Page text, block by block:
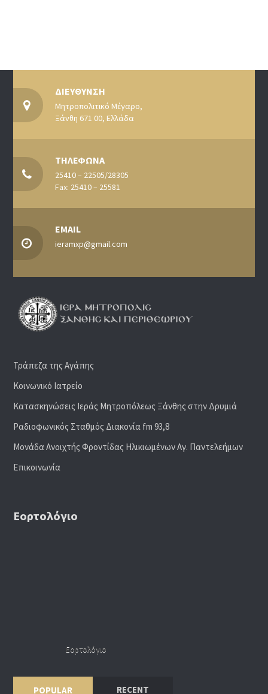
ΔΙΕΥΘΥΝΣΗ
Μητροπολιτικό Μέγαρο,
Ξάνθη 671 00, Ελλάδα
ΤΗΛΕΦΩΝΑ
25410 – 22505/28305
Fax: 25410 – 25581
EMAIL
ieramxp@gmail.com
Τράπεζα της Αγάπης
Κοινωνικό Ιατρείο
Κατασκηνώσεις Ιεράς Μητροπόλεως Ξάνθης στην Δρυμιά
Ραδιoφωνικός Σταθμός Διακονία fm 93,8
Μονάδα Ανοιχτής Φροντίδας Ηλικιωμένων Αγ. Παντελεήμων
Επικοινωνία
Εορτολόγιο
Εορτολόγιο
POPULAR RECENT